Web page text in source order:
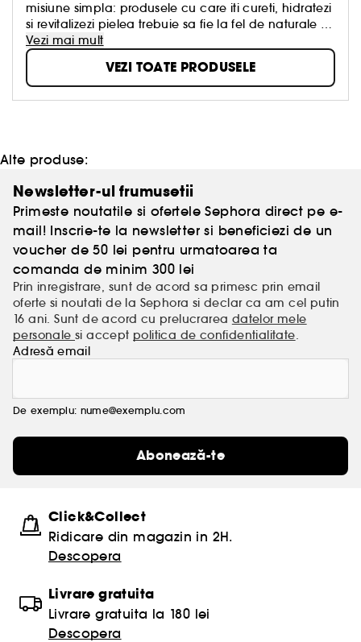
misiune simpla: produsele cu care iti cureti, hidratezi
si revitalizezi pielea trebuie sa fie la fel de naturale si
bogate in nutrienti ca cele din corpul tau. Brandul
combina stiinta si alimentele pentru a crea formule
precise si personalizate.
Vezi mai mult
VEZI TOATE PRODUSELE
Alte produse:
Newsletter-ul frumusetii
Primeste noutatile si ofertele Sephora direct pe e-
mail! Inscrie-te la newsletter si beneficiezi de un
voucher de 50 lei pentru urmatoarea ta
comanda de minim 300 lei
Prin inregistrare, sunt de acord sa primesc prin email
oferte si noutati de la Sephora si declar ca am cel putin
16 ani. Sunt de acord cu prelucrarea datelor mele
personalesi accept politica de confidentialitate.
Adresă email
De exemplu: nume@exemplu.com
Abonează-te
Click&Collect
Ridicare din magazin in 2H.
Descopera
Livrare gratuita
Livrare gratuita la 180 lei
Descopera